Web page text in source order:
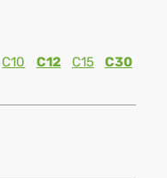
C10 C12 C15
C30